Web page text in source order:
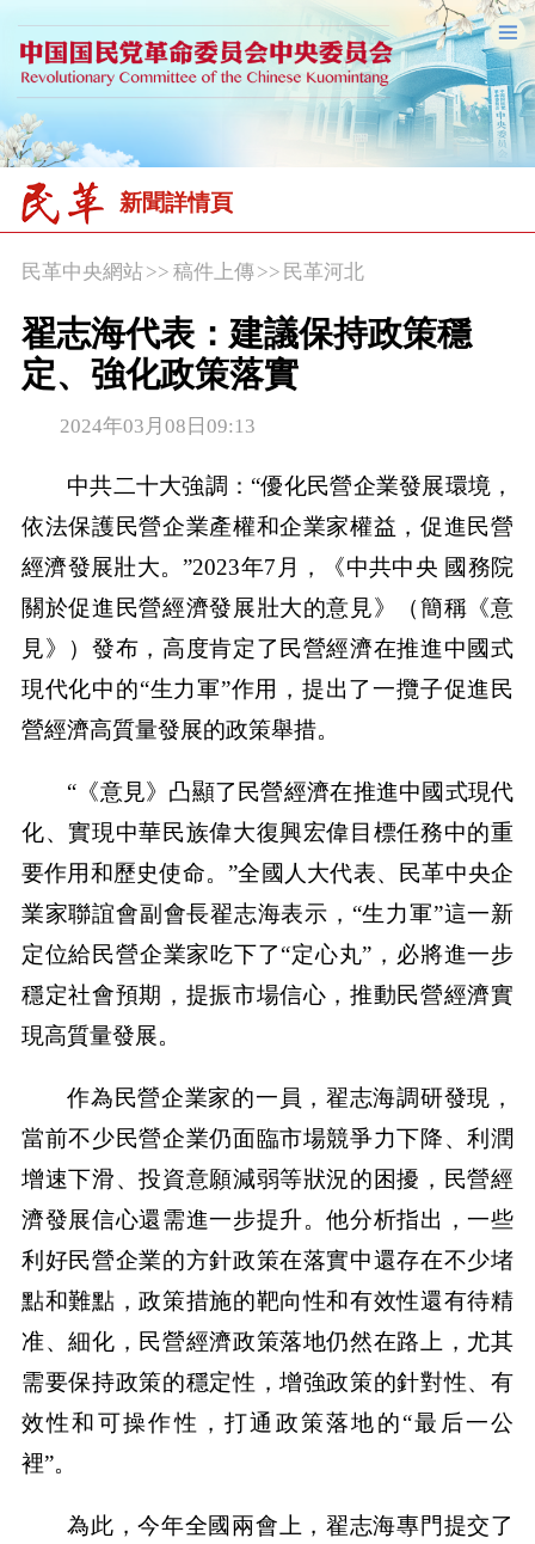
新聞詳情頁
民革中央網站>> 稿件上傳>> 民革河北
翟志海代表：建議保持政策穩
定、強化政策落實
2024年03月08日09:13
中共二十大強調：“優化民營企業發展環境，
依法保護民營企業產權和企業家權益，促進民營
經濟發展壯大。”2023年7月，《中共中央 國務院
關於促進民營經濟發展壯大的意見》（簡稱《意
見》）發布，高度肯定了民營經濟在推進中國式
現代化中的“生力軍”作用，提出了一攬子促進民
營經濟高質量發展的政策舉措。
“《意見》凸顯了民營經濟在推進中國式現代
化、實現中華民族偉大復興宏偉目標任務中的重
要作用和歷史使命。”全國人大代表、民革中央企
業家聯誼會副會長翟志海表示，“生力軍”這一新
定位給民營企業家吃下了“定心丸”，必將進一步
穩定社會預期，提振市場信心，推動民營經濟實
現高質量發展。
作為民營企業家的一員，翟志海調研發現，
當前不少民營企業仍面臨市場競爭力下降、利潤
增速下滑、投資意願減弱等狀況的困擾，民營經
濟發展信心還需進一步提升。他分析指出，一些
利好民營企業的方針政策在落實中還存在不少堵
點和難點，政策措施的靶向性和有效性還有待精
准、細化，民營經濟政策落地仍然在路上，尤其
需要保持政策的穩定性，增強政策的針對性、有
效性和可操作性，打通政策落地的“最后一公
裡”。
為此，今年全國兩會上，翟志海專門提交了